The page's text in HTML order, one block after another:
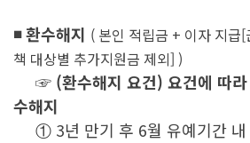
◾ 환수해지 ( 본인 적립금 + 이자 지급
책 대상별 추가지원금 제외] )
☞ (환수해지 요건) 요건에 따
수해지
① 3년 만기 후 6월 유예기간